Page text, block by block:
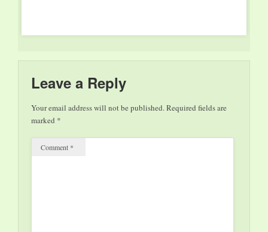
uomo si ritrova nella
chiesetta di un
senza sapere come
ci…
Leave a Reply
Your email address will not be published.Required fields are
marked *
Comment *